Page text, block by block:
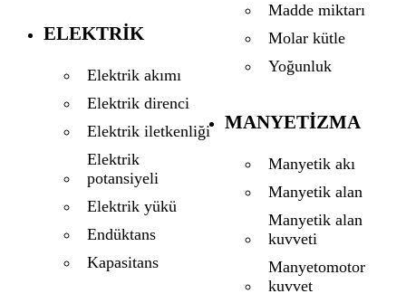
ELEKTRIK
Elektrik akımı
Elektrik direnci
Elektrik iletkenliği
Elektrik
potansiyeli
Elektrik yükü
Endüktans
Kapasitans
Madde miktarı
Molar kütle
Yoğunluk
MANYETIZMA
Manyetik akı
Manyetik alan
Manyetik alan
kuvveti
Manyetomotor
kuvvet